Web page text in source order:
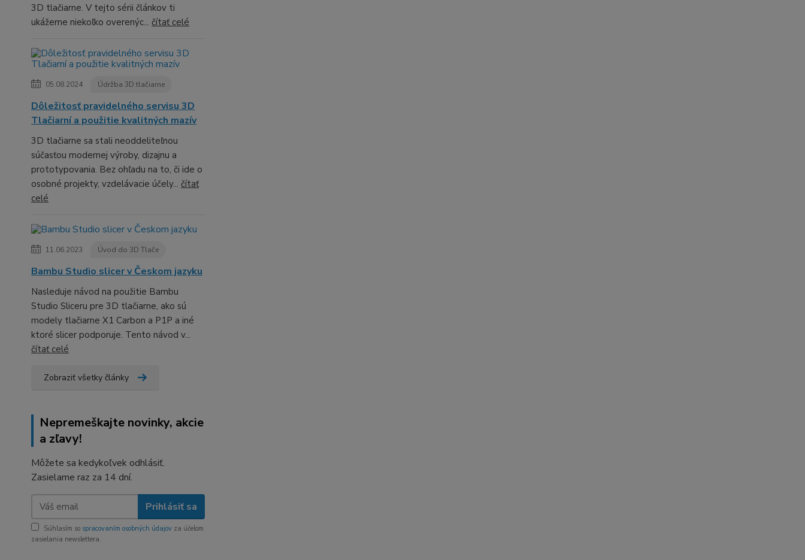
3D tlačiarne. V tejto sérii článkov ti
ukážeme niekoľko overenýc... čítať celé
05.08.2024 Údržba 3D tlačiarne
Dôležitosť pravidelného servisu 3D
Tlačiarní a použitie kvalitných mazív
3D tlačiarne sa stali neoddeliteľnou
súčasťou modernej výroby, dizajnu a
prototypovania. Bez ohľadu na to, či ide o
osobné projekty, vzdelávacie účely... čítať
celé
11.06.2023 Úvod do 3D Tlače
Bambu Studio slicer v Českom jazyku
Nasleduje návod na použitie Bambu
Studio Sliceru pre 3D tlačiarne, ako sú
modely tlačiarne X1 Carbon a P1P a iné
ktoré slicer podporuje. Tento návod v...
čítať celé
Zobraziť všetky články
Nepremeškajte novinky, akcie
a zľavy!
Môžete sa kedykoľvek odhlásiť.
Zasielame raz za 14 dní.
Prihlásiť sa
Súhlasím so spracovaním osobných údajov za účelom
zasielania newslettera.